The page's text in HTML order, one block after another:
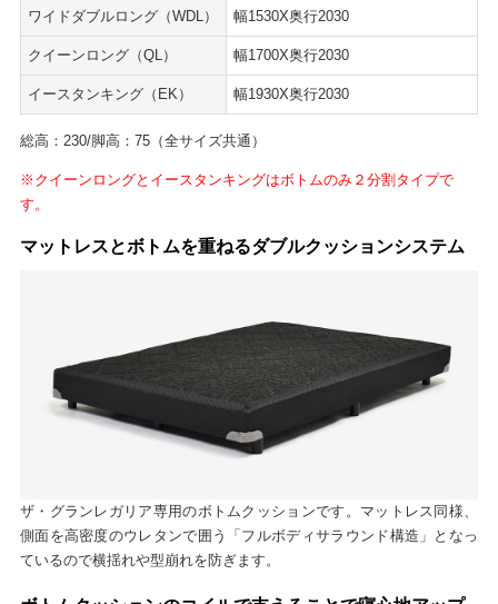
ワイドダブルロング（WDL） 幅1530X奥行2030
クイーンロング（QL） 幅1700X奥行2030
イースタンキング（EK） 幅1930X奥行2030
総高：230/脚高：75（全サイズ共通）
※クイーンロングとイースタンキングはボトムのみ２分割タイプで
す。
マットレスとボトムを重ねるダブルクッションシステム
ザ・グランレガリア専用のボトムクッションです。マットレス同様、
側面を高密度のウレタンで囲う「フルボディサラウンド構造」となっ
ているので横揺れや型崩れを防ぎます。